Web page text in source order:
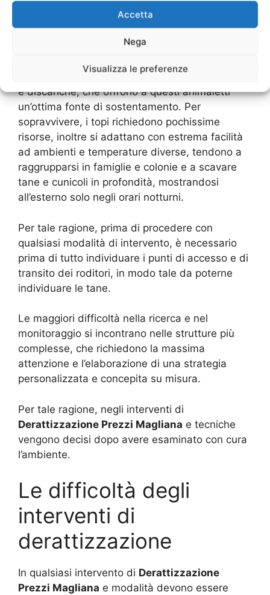
Accetta
Nega
Visualizza le preferenze
I topi infestano anche i centri urbani, in parte
per la presenza di aziende, grandi magazzini,
supermercati e altri ambienti che ne favoriscono
la proliferazione, e in parte a causa delle aree
degradate, fabbriche dismesse, canali, fossati
e discariche, che offrono a questi animaletti
un’ottima fonte di sostentamento. Per
sopravvivere, i topi richiedono pochissime
risorse, inoltre si adattano con estrema facilità
ad ambienti e temperature diverse, tendono a
raggrupparsi in famiglie e colonie e a scavare
tane e cunicoli in profondità, mostrandosi
all’esterno solo negli orari notturni.
Per tale ragione, prima di procedere con
qualsiasi modalità di intervento, è necessario
prima di tutto individuare i punti di accesso e di
transito dei roditori, in modo tale da poterne
individuare le tane.
Le maggiori difficoltà nella ricerca e nel
monitoraggio si incontrano nelle strutture più
complesse, che richiedono la massima
attenzione e l’elaborazione di una strategia
personalizzata e concepita su misura.
Per tale ragione, negli interventi di
Derattizzazione Prezzi Magliana e tecniche
vengono decisi dopo avere esaminato con cura
l’ambiente.
Le difficoltà degli
interventi di
derattizzazione
In qualsiasi intervento di Derattizzazione
Prezzi Magliana e modalità devono essere